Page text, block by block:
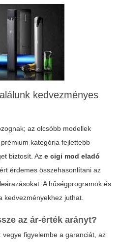
kedvezményes
az olcsóbb modellek
kategória fejlettebb
biztosít. Az e cigi mod eladó
érdemes összehasonlítani az
A hűségprogramok és
kedvezményekhez juthat.
az ár-érték arányt?
figyelembe a garanciát, az